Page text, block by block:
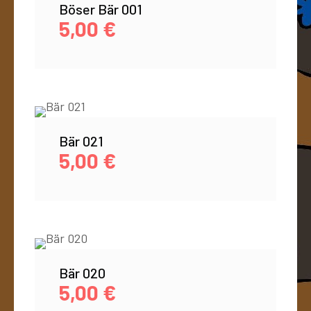
Böser Bär 001
5,00 €
Bär 021
5,00 €
Bär 020
5,00 €